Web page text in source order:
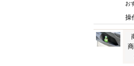
お
操